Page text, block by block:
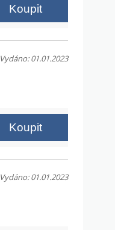
Koupit
Vydáno: 01.01.2023
Koupit
Vydáno: 01.01.2023